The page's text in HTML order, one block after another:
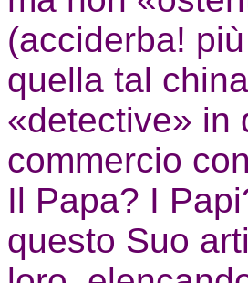
(acciderba!
quella tal
«detective» in
commercio
Il Papa? I
questo Suo